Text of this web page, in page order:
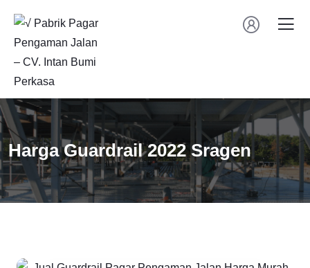
Harga Guardrail 2022 Sragen